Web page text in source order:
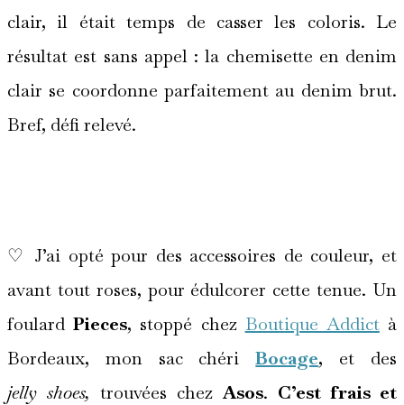
clair, il était temps de casser les coloris. Le
résultat est sans appel : la chemisette en denim
clair se coordonne parfaitement au denim brut.
Bref, défi relevé.
♡ J’ai opté pour des accessoires de couleur, et
avant tout roses, pour édulcorer cette tenue. Un
foulardPieces, stoppé chez Boutique Addictà
Bordeaux, mon sac chériBocage, et des
jelly shoes, trouvées chezAsos. C’est frais et